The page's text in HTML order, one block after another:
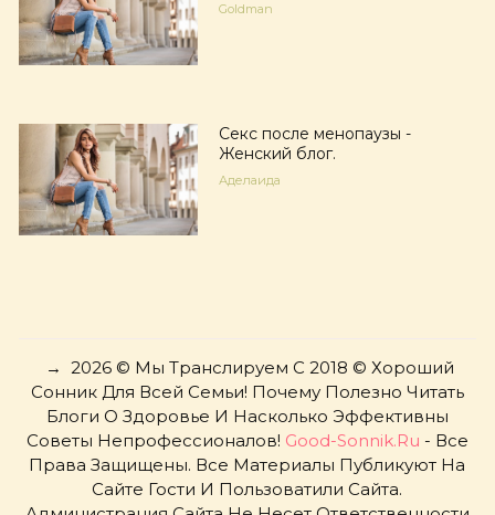
Goldman
Секс после менопаузы -
Женский блог.
Аделаида
→ 2026© Мы Транслируем С 2018 © Хороший
Сонник Для Всей Семьи! Почему Полезно Читать
Блоги О Здоровье И Насколько Эффективны
Советы Непрофессионалов! Good-Sonnik.ru - Все
Права Защищены. Все Материалы Публикуют На
Сайте Гости И Пользоватили Сайта.